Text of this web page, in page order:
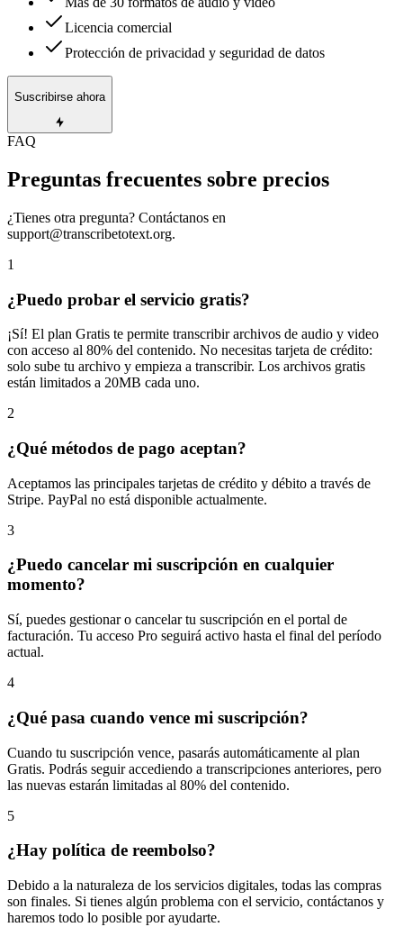
Licencia comercial
Protección de privacidad y seguridad de datos
Suscribirse ahora
FAQ
Preguntas frecuentes sobre precios
¿Tienes otra pregunta? Contáctanos en
support@transcribetotext.org.
1
¿Puedo probar el servicio gratis?
¡Sí! El plan Gratis te permite transcribir archivos de audio y video
con acceso al 80% del contenido. No necesitas tarjeta de crédito:
solo sube tu archivo y empieza a transcribir. Los archivos gratis
están limitados a 20MB cada uno.
2
¿Qué métodos de pago aceptan?
Aceptamos las principales tarjetas de crédito y débito a través de
Stripe. PayPal no está disponible actualmente.
3
¿Puedo cancelar mi suscripción en cualquier
momento?
Sí, puedes gestionar o cancelar tu suscripción en el portal de
facturación. Tu acceso Pro seguirá activo hasta el final del período
actual.
4
¿Qué pasa cuando vence mi suscripción?
Cuando tu suscripción vence, pasarás automáticamente al plan
Gratis. Podrás seguir accediendo a transcripciones anteriores, pero
las nuevas estarán limitadas al 80% del contenido.
5
¿Hay política de reembolso?
Debido a la naturaleza de los servicios digitales, todas las compras
son finales. Si tienes algún problema con el servicio, contáctanos y
haremos todo lo posible por ayudarte.